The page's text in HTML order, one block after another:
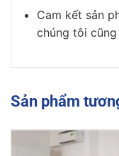
Cam kết sản
chúng tôi
Sản phẩm